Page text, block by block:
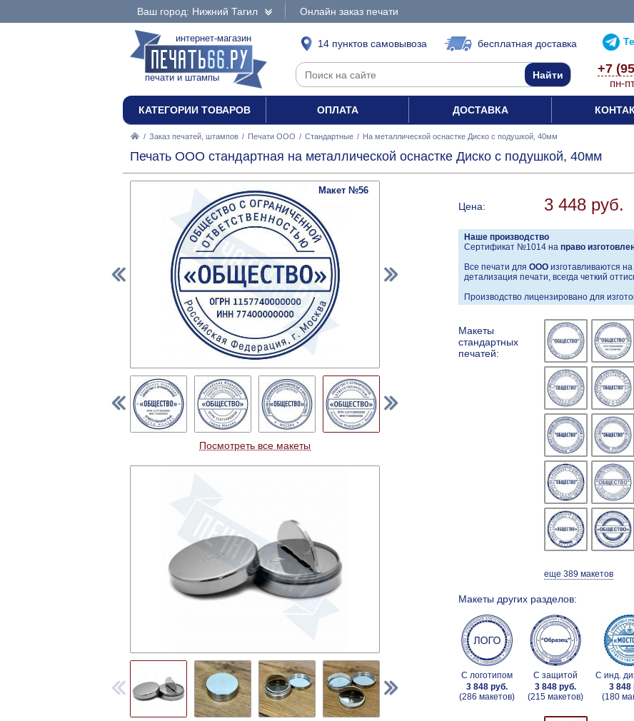
Ваш город: Нижний Тагил Онлайн заказ печати
интернет-магазин
печати и штампы
14 пунктов самовывоза бесплатная доставка
+7
пн-
КАТЕГОРИИ ТОВАРОВ ОПЛАТА ДОСТАВКА
/ Заказ печатей, штампов / Печати ООО / Стандартные / На металлической оснастке Диско с подушкой, 40мм
Печать ООО стандартная на металлической оснастке Диско с подушкой, 40мм
Цена: 3 448 руб.
Наше производство
Сертификат №1014 на право
Все печати для ООО изготавливаются
детализация печати, всегда четкий
Производство лицензировано для
Макеты
стандартных
печатей:
еще 389 макетов
Макеты других разделов:
С логотипом
3 848 руб.
(286 макетов)
С защитой
3 848 руб.
(215 макетов)
С инд.
3 848
(180
Макет №56
Посмотреть все макеты